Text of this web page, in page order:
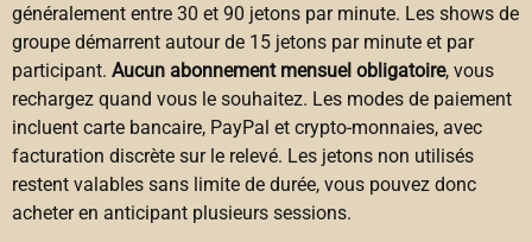
généralement entre 30 et 90 jetons par minute. Les shows de
groupe démarrent autour de 15 jetons par minute et par
participant. Aucun abonnement mensuel obligatoire, vous
rechargez quand vous le souhaitez. Les modes de paiement
incluent carte bancaire, PayPal et crypto-monnaies, avec
facturation discrète sur le relevé. Les jetons non utilisés
restent valables sans limite de durée, vous pouvez donc
acheter en anticipant plusieurs sessions.